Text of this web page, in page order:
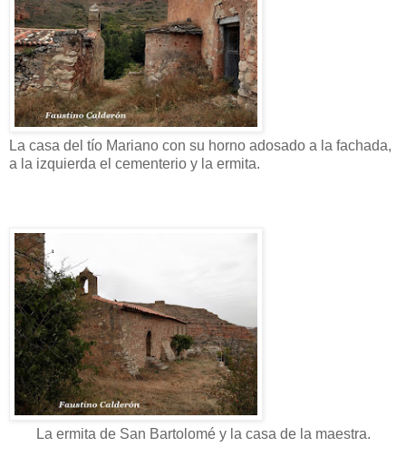
La casa del tío Mariano con su horno adosado a la fachada,
a la izquierda el cementerio y la ermita.
La ermita de San Bartolomé y la casa de la maestra.